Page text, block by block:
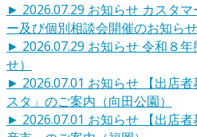
► 2026.07.29 お知らせ カスタ
ー及び個別相談会開催のお知らせ
► 2026.07.29 お知らせ令和８年
せ）
► 2026.07.01 お知らせ 【出店
スタ」のご案内（向田公園）
► 2026.07.01 お知らせ 【出店